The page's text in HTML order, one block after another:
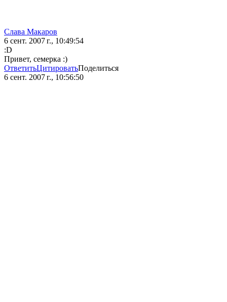
Слава Макаров
6 сент. 2007 г., 10:49:54
:D
Привет, семерка :)
ОтветитьЦитироватьПоделиться
6 сент. 2007 г., 10:56:50